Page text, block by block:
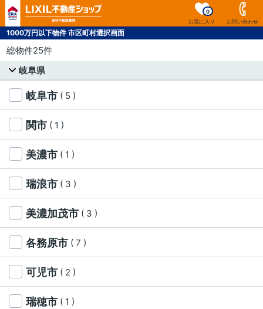
お気に入り
0
お問い合わせ
1000万円以下物件 市区町村選択画面
総物件25件
岐阜県
岐阜市 ( 5 )
関市 ( 1 )
美濃市 ( 1 )
瑞浪市 ( 3 )
美濃加茂市 ( 3 )
各務原市 ( 7 )
可児市 ( 2 )
瑞穂市 ( 1 )